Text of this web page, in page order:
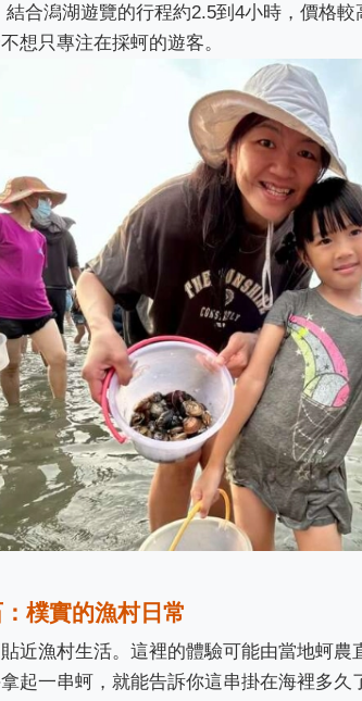
結合潟湖遊覽的行程約2.5到4小時，價格
想只專注在採蚵的遊客。
樸實的漁村日常
近漁村生活。這裡的體驗可能由當地蚵
起一串蚵，就能告訴你這串掛在海裡多